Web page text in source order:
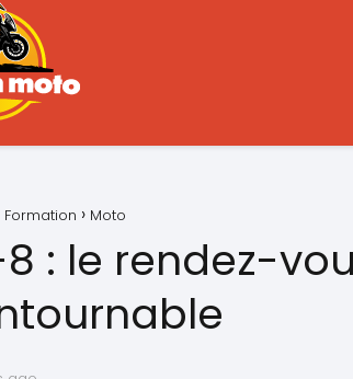
Formation Moto
8 : le rendez-